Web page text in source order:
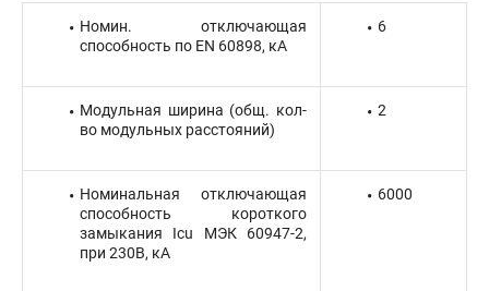
Номин. отключающая
способность по EN 60898, кА
6
Модульная ширина (общ. кол-
во модульных расстояний)
2
Номинальная отключающая
способность короткого
замыкания Icu МЭК 60947-2,
при 230В, кА
6000